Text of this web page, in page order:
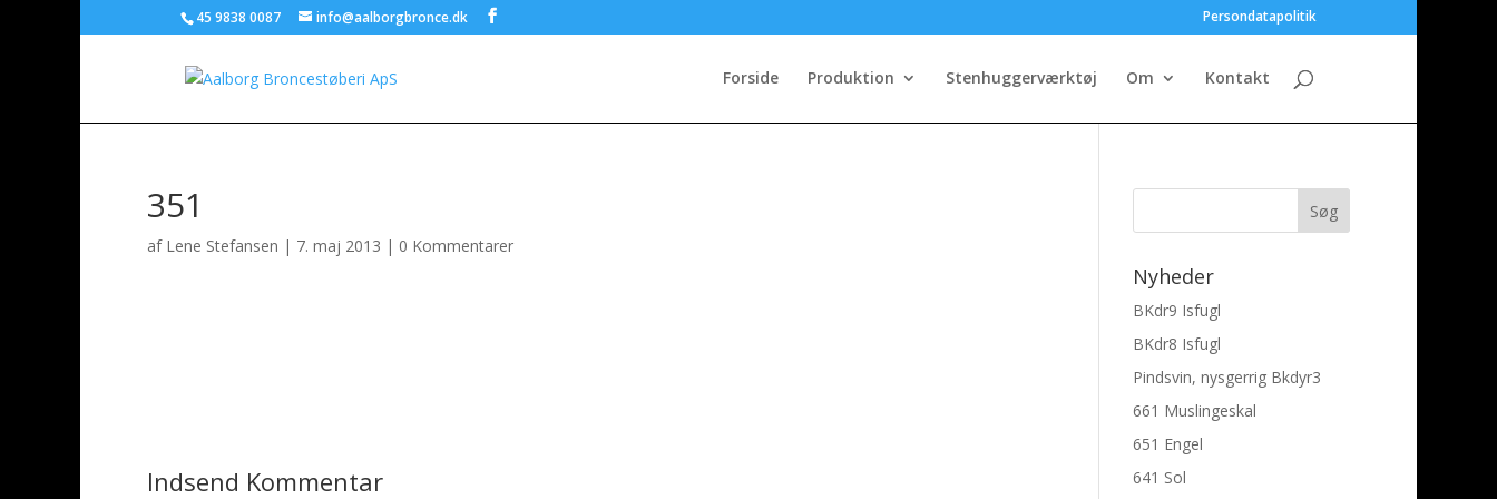
45 9838 0087 info@aalborgbronce.dk Persondatapolitik
Forside Produktion Stenhuggerværktøj Om Kontakt
351
af Lene Stefansen | 7. maj 2013 | 0 Kommentarer
Indsend Kommentar
Nyheder
BKdr9 Isfugl
BKdr8 Isfugl
Pindsvin, nysgerrig Bkdyr3
661 Muslingeskal
651 Engel
641 Sol